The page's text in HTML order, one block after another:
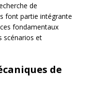
de
font partie intégrante
fondamentaux
scénarios et
de